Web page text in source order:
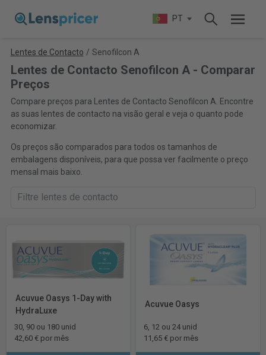
PT
Lentes de Contacto / Senofilcon A
Lentes de Contacto Senofilcon A - Comparar
Preços
Compare preços para Lentes de Contacto Senofilcon A. Encontre
as suas lentes de contacto na visão geral e veja o quanto pode
economizar.
Os preços são comparados para todos os tamanhos de
embalagens disponíveis, para que possa ver facilmente o preço
mensal mais baixo.
Acuvue Oasys 1-Day with
HydraLuxe
30, 90 ou 180 unid
42,60 € por mês
Acuvue Oasys
6, 12 ou 24 unid
11,65 € por mês